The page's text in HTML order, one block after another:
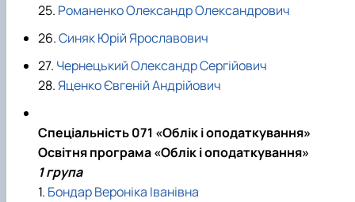
25. Романенко Олександр Олександрович
26.Синяк Юрій Ярославович
27. Чернецький Олександр Сергійович
28.Яценко Євгеній Андрійович
Спеціальність 071 «Облік і оподаткування»
Освітня програма «Облік і оподаткування»
1 група
1. Бондар Вероніка Іванівна